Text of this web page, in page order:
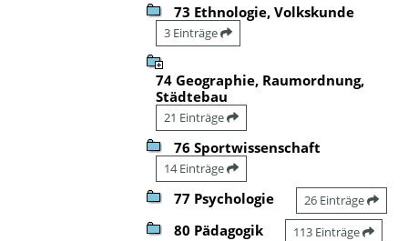
73 Ethnologie, Volkskunde
3 Einträge
74 Geographie, Raumordnung,
Städtebau
21 Einträge
76 Sportwissenschaft
14 Einträge
77 Psychologie 26 Einträge
80 Pädagogik 113 Einträge